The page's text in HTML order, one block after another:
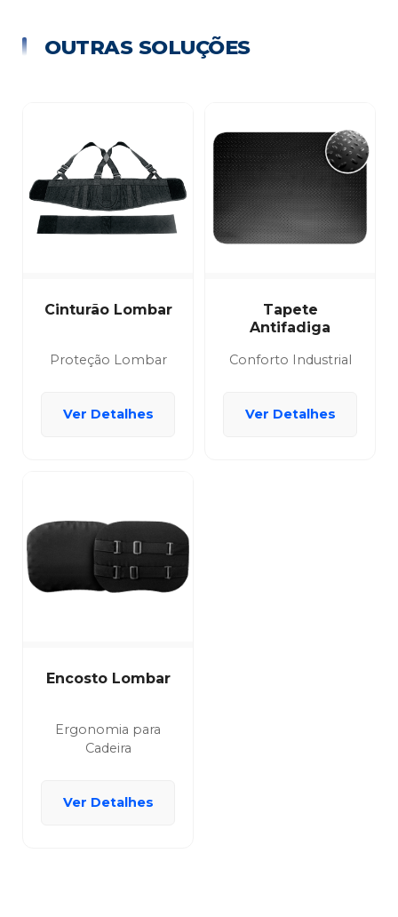
OUTRAS SOLUÇÕES
Cinturão Lombar
Proteção Lombar
Ver Detalhes
Tapete
Antifadiga
Conforto Industrial
Ver Detalhes
Encosto Lombar
Ergonomia para
Cadeira
Ver Detalhes